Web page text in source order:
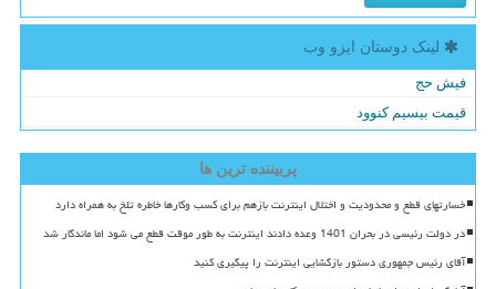
لینک دوستان ایزو وب
فیش حج
قیمت بیسیم کنوود
پربیننده ترین ها
خسارتهای قطع و محدودیت و اختلال اینترنت بازهم برای کسب وکارها خاطره تلخ به همراه دارد
در دولت رئیسی در بحران 1401 وعده دادند اینترنت به طور موقت قطع می شود اما ماندگار شد
آقای رئیس جمهوری دستور بازگشایی اینترنت را پیگیری کنید